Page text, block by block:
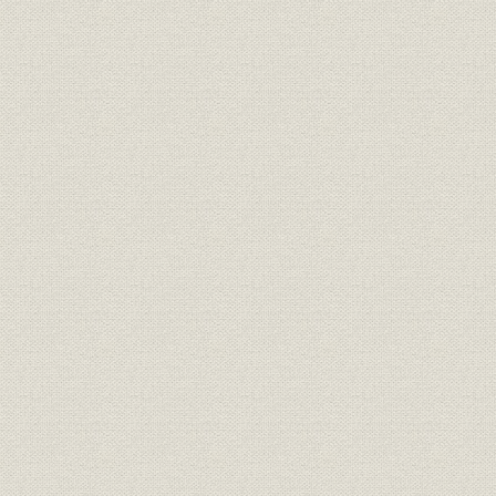
4. 「希望」と「輝き」に決定
5. NewsMLの採用
第2節 電子編集システムの開発
1. 5年ぶりの受賞
2. 業界最先端目指す
3. トラブル続出
第3節 HOPE画像の運用開始
第4節 情報システム部門の再編
第3章 新人事・賃金制度と新年金制度
第1節 新人事・賃金制度
1. 年功からの脱皮